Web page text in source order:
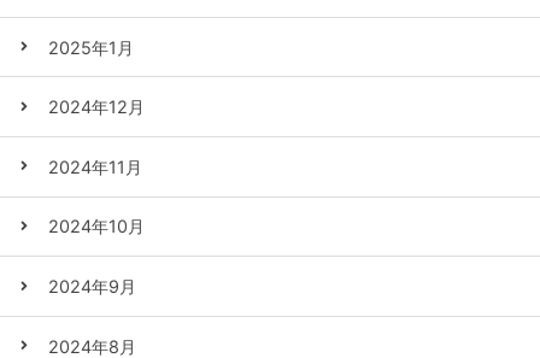
2025年1月
2024年12月
2024年11月
2024年10月
2024年9月
2024年8月